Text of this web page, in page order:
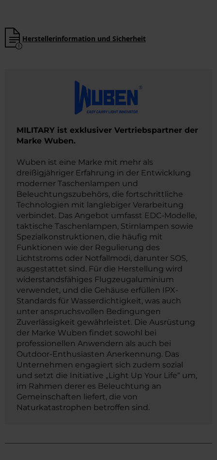
Herstellerinformation und Sicherheit
MILITARY ist exklusiver Vertriebspartner der
Marke Wuben.
Wuben ist eine Marke mit mehr als
dreißigjähriger Erfahrung in der Entwicklung
moderner Taschenlampen und
Beleuchtungszubehörs, die fortschrittliche
Technologien mit langlebiger Verarbeitung
verbindet. Das Angebot umfasst EDC-Modelle,
taktische Taschenlampen, Stirnlampen sowie
Spezialkonstruktionen, die häufig mit
Funktionen wie der Regulierung des
Lichtstroms oder Notfallmodi, darunter SOS,
ausgestattet sind. Für die Herstellung wird
widerstandsfähiges Flugzeugaluminium
verwendet, und die Gehäuse erfüllen IPX-
Standards für Wasserdichtigkeit, was auch
unter anspruchsvollen Bedingungen
Zuverlässigkeit gewährleistet. Die Ausrüstung
der Marke Wuben findet sowohl bei
professionellen Anwendern als auch bei
Outdoor-Enthusiasten Anerkennung. Das
Unternehmen engagiert sich zudem sozial
und setzt die Initiative „Light Up Your Life“ um,
im Rahmen derer es Beleuchtung an
Gemeinschaften liefert, die von
Naturkatastrophen betroffen sind.